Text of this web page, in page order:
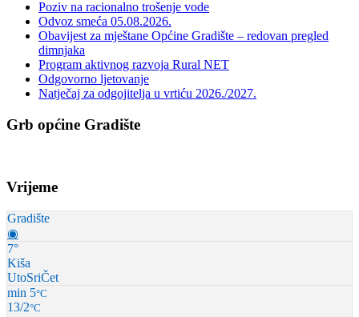
Poziv na racionalno trošenje vode
Odvoz smeća 05.08.2026.
Obavijest za mještane Općine Gradište – redovan pregled
dimnjaka
Program aktivnog razvoja Rural NET
Odgovorno ljetovanje
Natječaj za odgojitelja u vrtiću 2026./2027.
Grb općine Gradište
Vrijeme
Gradište
◉
7°
Kiša
UtoSriČet
min 5°C
13/2°C